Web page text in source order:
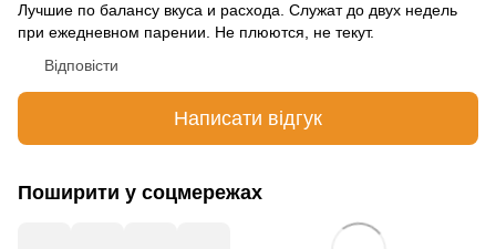
Лучшие по балансу вкуса и расхода. Служат до двух недель
при ежедневном парении. Не плюются, не текут.
Відповісти
Написати відгук
Поширити у соцмережах